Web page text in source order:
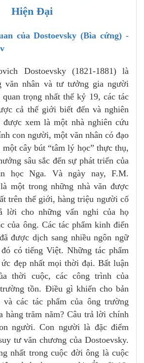
Hiện Đại
của Dostoevsky (Bìa cứng) -
Dostoevsky (1821-1881) là
văn nhân và tư tưởng gia người
trọng nhất thế kỷ 19, các tác
cả thế giới biết đến và nghiên
được xem là một nhà nghiên cứu
con người, một văn nhân có đạo
một cây bút “tâm lý học” thực thụ,
sâu sắc đến sự phát triển của
học Nga. Và ngày nay, F.M.
một trong những nhà văn được
trên thế giới, hàng triệu người cố
lời cho những vấn nghi của họ
của ông. Các tác phẩm kinh điển
được dịch sang nhiều ngôn ngữ
có tiếng Việt. Những tác phẩm
đẹp nhất mọi thời đại. Bất luận
thời cuộc, các công trình của
tồn. Điều gì khiến cho bản
và các tác phẩm của ông trường
hàng trăm năm? Câu trả lời chính
người. Con người là đặc điểm
tư văn chương của Dostoevsky.
nhất trong cuộc đời ông là cuộc